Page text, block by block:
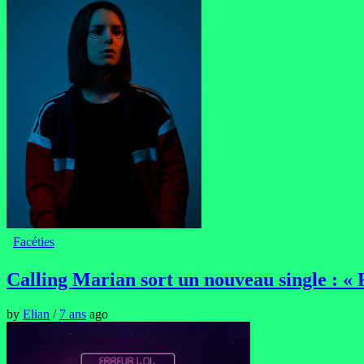
Facéties
Calling Marian sort un nouveau single : «
by Elian / 7 ans ago